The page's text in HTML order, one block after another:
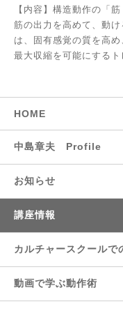
【内容】構造動作の「
筋の出力を高めて、動
は、固有感覚の質を高
最大収縮を可能にするト
HOME
中島章夫 Profile
お知らせ
講座情報
カルチャースクールで
動画で学ぶ動作術